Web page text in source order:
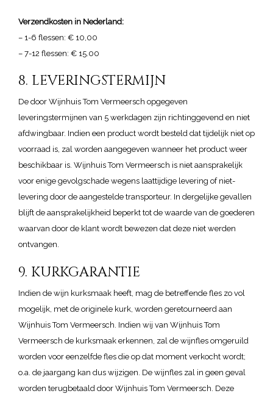
Verzendkosten in Nederland:
– 1-6 flessen: € 10,00
– 7-12 flessen: € 15.00
8. LEVERINGSTERMIJN
De door Wijnhuis Tom Vermeersch opgegeven
leveringstermijnen van 5 werkdagen zijn richtinggevend en niet
afdwingbaar. Indien een product wordt besteld dat tijdelijk niet op
voorraad is, zal worden aangegeven wanneer het product weer
beschikbaar is. Wijnhuis Tom Vermeersch is niet aansprakelijk
voor enige gevolgschade wegens laattijdige levering of niet-
levering door de aangestelde transporteur. In dergelijke gevallen
blijft de aansprakelijkheid beperkt tot de waarde van de goederen
waarvan door de klant wordt bewezen dat deze niet werden
ontvangen.
9. KURKGARANTIE
Indien de wijn kurksmaak heeft, mag de betreffende fles zo vol
mogelijk, met de originele kurk, worden geretourneerd aan
Wijnhuis Tom Vermeersch. Indien wij van Wijnhuis Tom
Vermeersch de kurksmaak erkennen, zal de wijnfles omgeruild
worden voor eenzelfde fles die op dat moment verkocht wordt;
o.a. de jaargang kan dus wijzigen. De wijnfles zal in geen geval
worden terugbetaald door Wijnhuis Tom Vermeersch. Deze